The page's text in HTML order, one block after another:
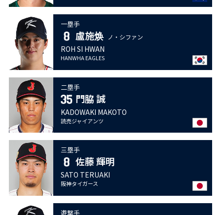
一塁手
盧施焕 ノ・シファン
ROH SI HWAN
HANWHA EAGLES
二塁手
門脇 誠
KADOWAKI MAKOTO
読売ジャイアンツ
三塁手
佐藤 輝明
SATO TERUAKI
阪神タイガース
遊撃手